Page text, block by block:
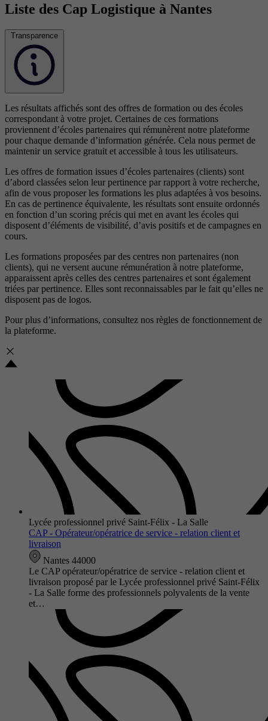
Liste des Cap Logistique à Nantes
Transparence
Les résultats affichés sont des offres de formation ou des écoles
correspondant à votre projet. Certaines de ces formations
proviennent d’écoles partenaires qui rémunèrent notre plateforme
pour chaque demande d’information générée. Cela nous permet de
maintenir un service gratuit et accessible à tous les utilisateurs.
Les offres de formation issues d’écoles partenaires (clients) sont
d’abord classées selon leur pertinence par rapport à votre recherche,
afin de vous proposer les formations les plus adaptées à vos besoins.
En cas de pertinence équivalente, les résultats sont ensuite ordonnés
en fonction d’un scoring précis qui met en avant les écoles qui
disposent d’éléments de visibilité, d’avis positifs et de campagnes en
cours.
Les formations proposées par des centres non partenaires (non
clients), qui ne versent aucune rémunération à notre plateforme,
apparaissent après celles des centres partenaires et sont également
triées par pertinence. Elles sont reconnaissables par le fait qu’elles ne
disposent pas de logos.
Pour plus d’informations, consultez nos règles de fonctionnement de
la plateforme.
Lycée professionnel privé Saint-Félix - La Salle
CAP - Opérateur/opératrice de service - relation client et
livraison
Nantes 44000
Le CAP opérateur/opératrice de service - relation client et
livraison proposé par le Lycée professionnel privé Saint-Félix
- La Salle forme des professionnels polyvalents de la vente
et…